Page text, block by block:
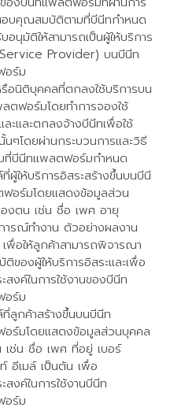
บคุณสมบัติตามที่บีนีทกำหนด
อนุมัติให้สามารถเป็นผู้ให้บริการ
Provider) บนบีนีท
ร์ม
อนิติบุคคลที่ตกลงใช้บริการบน
ตฟอร์มโดยทำการจองใช้
ละและตกลงจ้างบีนีทเพื่อใช้
นๆโดยผ่านกระบวนการและวิธี
ที่บีนีทแพลตฟอร์มกำหนด
ที่ผู้ให้บริการอิสระสร้างขึ้นบนบีนี
อร์มโดยแสดงข้อมูลส่วน
งตน เช่น ชื่อ เพศ อายุ
ารณ์ทำงาน ตัวอย่างผลงาน
พื่อให้ลูกค้าสามารถพิจารณา
ของผู้ให้บริการอิสระและเพื่อ
สงค์ในการใช้งานของบีนีท
ร์ม
ที่ลูกค้าสร้างขึ้นบนบีนีท
ร์มโดยแสดงข้อมูลส่วนบุคคล
เช่น ชื่อ เพศ ที่อยู่ เบอร์
อีเมล์ เป็นต้น เพื่อ
สงค์ในการใช้งานบีนีท
ร์ม